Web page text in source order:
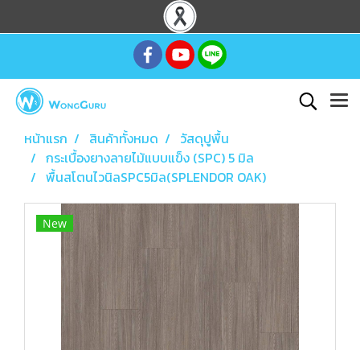
หน้าแรก สินค้าทั้งหมด
วัสดุปูพื้น
กระเบื้องยางลายไม้แบบแข็ง (SPC) 5 มิล
พื้นสโตนไวนิลSPC5มิล(SPLENDOR OAK)
New